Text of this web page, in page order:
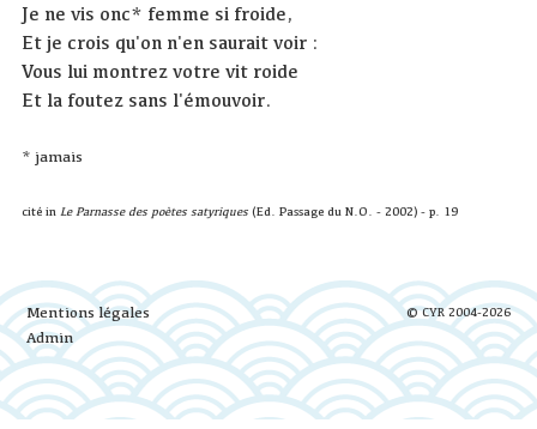
Je ne vis onc* femme si froide,
Et je crois qu'on n'en saurait voir :
Vous lui montrez votre vit roide
Et la foutez sans l'émouvoir.
* jamais
cité in Le Parnasse des poètes satyriques (Ed. Passage du N.O. - 2002) - p. 19
© CYR 2004-2026
Mentions légales
Admin